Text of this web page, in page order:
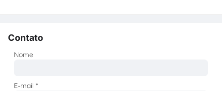
Contato
Nome
E-mail*